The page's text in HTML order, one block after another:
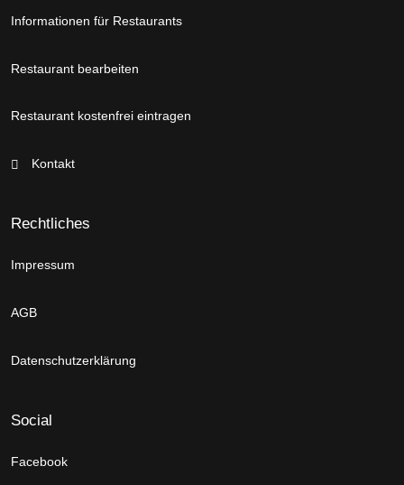
Informationen für Restaurants
Restaurant bearbeiten
Restaurant kostenfrei eintragen
Kontakt
Rechtliches
Impressum
AGB
Datenschutzerklärung
Social
Facebook